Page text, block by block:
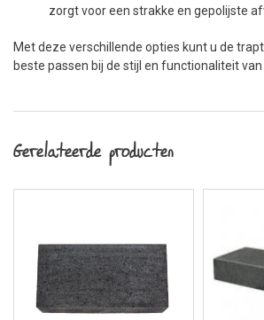
zorgt voor een strakke en gepolijste
Met deze verschillende opties kunt u de
beste passen bij de stijl en functionaliteit van
Gerelateerde producten